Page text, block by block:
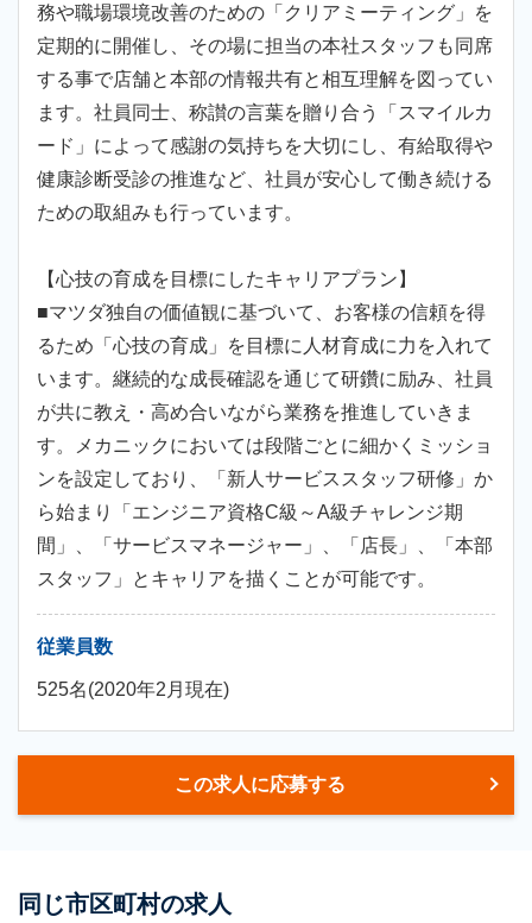
務や職場環境改善のための「クリアミーティング」を
定期的に開催し、その場に担当の本社スタッフも同席
する事で店舗と本部の情報共有と相互理解を図ってい
ます。社員同士、称讃の言葉を贈り合う「スマイルカ
ード」によって感謝の気持ちを大切にし、有給取得や
健康診断受診の推進など、社員が安心して働き続ける
ための取組みも行っています。
【心技の育成を目標にしたキャリアプラン】
■マツダ独自の価値観に基づいて、お客様の信頼を得
るため「心技の育成」を目標に人材育成に力を入れて
います。継続的な成長確認を通じて研鑽に励み、社員
が共に教え・高め合いながら業務を推進していきま
す。メカニックにおいては段階ごとに細かくミッショ
ンを設定しており、「新人サービススタッフ研修」か
ら始まり「エンジニア資格C級～A級チャレンジ期
間」、「サービスマネージャー」、「店長」、「本部
スタッフ」とキャリアを描くことが可能です。
従業員数
525名(2020年2月現在)
この求人に応募する
同じ市区町村の求人